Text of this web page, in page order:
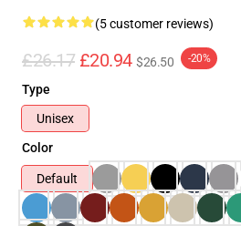
(5 customer reviews)
£26.17 £20.94 $26.50 -20%
Type
Unisex
Color
Default